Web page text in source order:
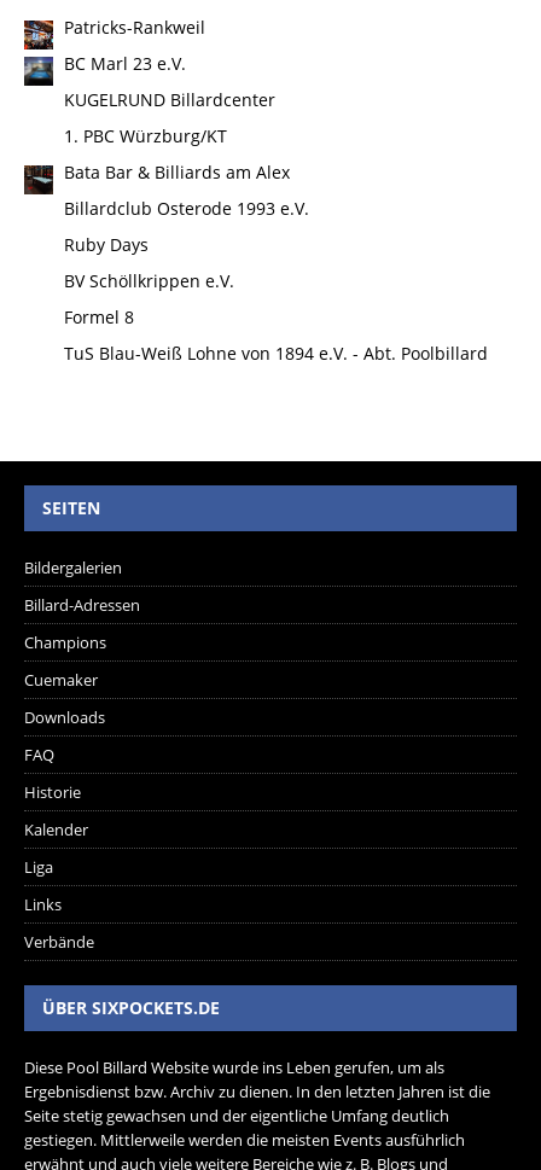
Patricks-Rankweil
BC Marl 23 e.V.
KUGELRUND Billardcenter
1. PBC Würzburg/KT
Bata Bar & Billiards am Alex
Billardclub Osterode 1993 e.V.
Ruby Days
BV Schöllkrippen e.V.
Formel 8
TuS Blau-Weiß Lohne von 1894 e.V. - Abt. Poolbillard
SEITEN
Bildergalerien
Billard-Adressen
Champions
Cuemaker
Downloads
FAQ
Historie
Kalender
Liga
Links
Verbände
ÜBER SIXPOCKETS.DE
Diese Pool Billard Website wurde ins Leben gerufen, um als
Ergebnisdienst bzw. Archiv zu dienen. In den letzten Jahren ist die
Seite stetig gewachsen und der eigentliche Umfang deutlich
gestiegen. Mittlerweile werden die meisten Events ausführlich
erwähnt und auch viele weitere Bereiche wie z. B. Blogs und